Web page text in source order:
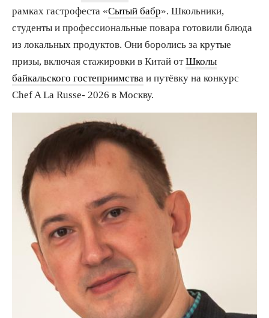
рамках гастрофеста «Сытый бабр». Школьники,
студенты и профессиональные повара готовили блюда
из локальных продуктов. Они боролись за крутые
призы, включая стажировки в Китай отШколы
байкальского гостеприимства и путёвку на конкурс
Chef A La Russe- 2026 в Москву.